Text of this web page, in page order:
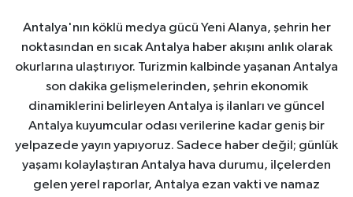
Antalya'nın köklü medya gücü Yeni Alanya, şehrin her
noktasından en sıcak Antalya haber akışını anlık olarak
okurlarına ulaştırıyor. Turizmin kalbinde yaşanan Antalya
son dakika gelişmelerinden, şehrin ekonomik
dinamiklerini belirleyen Antalya iş ilanları ve güncel
Antalya kuyumcular odası verilerine kadar geniş bir
yelpazede yayın yapıyoruz. Sadece haber değil; günlük
yaşamı kolaylaştıran Antalya hava durumu, ilçelerden
gelen yerel raporlar, Antalya ezan vakti ve namaz